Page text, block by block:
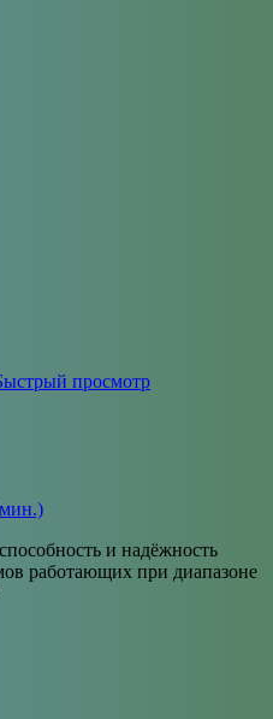
просмотр
и надёжность
работающих при диапазоне